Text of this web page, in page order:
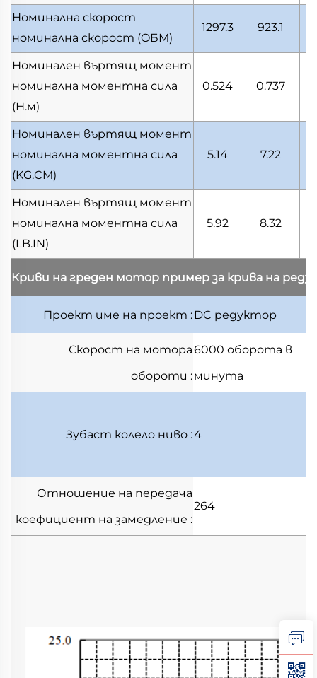
Номинална скорост
номинална скорост (OБМ)
1297.3 923.1
Номинален въртящ момент
номинална моментна сила
(Н.м)
0.524 0.737
Номинален въртящ момент
номинална моментна сила
(KG.CM)
5.14 7.22
Номинален въртящ момент
номинална моментна сила
(LB.IN)
5.92 8.32
Криви на греден мотор пример за крива на
Проект име на проект :DC редуктор
Скорост на мотора
обороти :
6000 оборота в
минута
Зубаст колело ниво :4
Отношение на передача
коефициент на замедление :
264